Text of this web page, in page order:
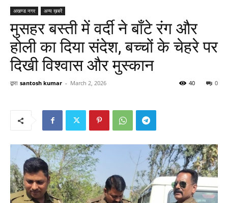
अखण्ड नगर अन्य ख़बरें
मुसहर बस्ती में वर्दी ने बाँटे रंग और
होली का दिया संदेश, बच्चों के चेहरे पर
दिखी विश्वास और मुस्कान
द्वारा santosh kumar - March 2, 2026 0
40